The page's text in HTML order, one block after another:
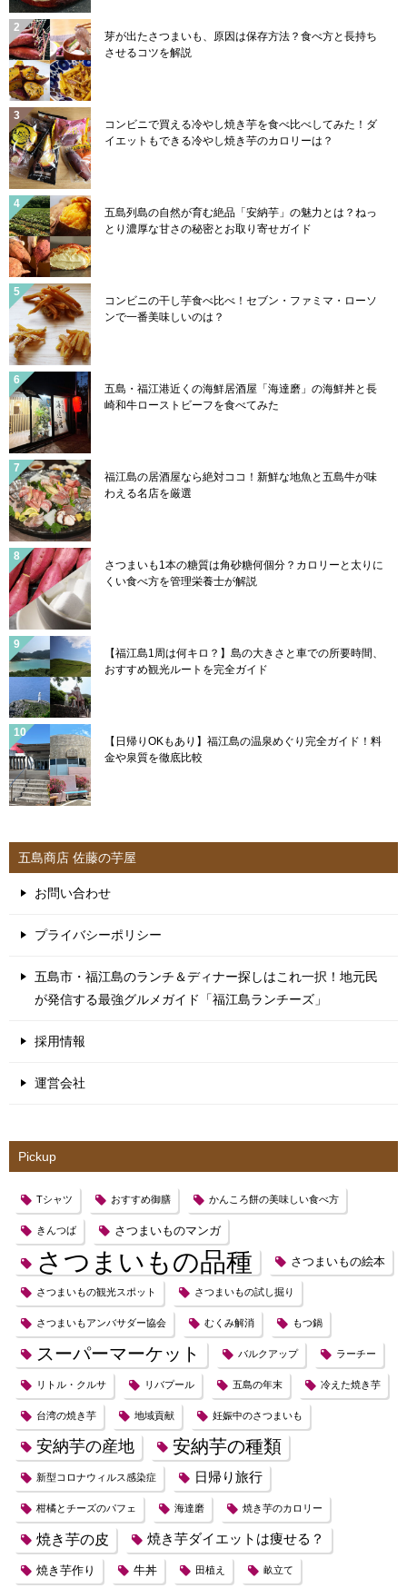
芽が出たさつまいも、原因は保存方法？食べ方と長持ち
させるコツを解説
コンビニで買える冷やし焼き芋を食べ比べしてみた！ダ
イエットもできる冷やし焼き芋のカロリーは？
五島列島の自然が育む絶品「安納芋」の魅力とは？ねっ
とり濃厚な甘さの秘密とお取り寄せガイド
コンビニの干し芋食べ比べ！セブン・ファミマ・ローソ
ンで一番美味しいのは？
五島・福江港近くの海鮮居酒屋「海達磨」の海鮮丼と長
崎和牛ローストビーフを食べてみた
福江島の居酒屋なら絶対ココ！新鮮な地魚と五島牛が味
わえる名店を厳選
さつまいも1本の糖質は角砂糖何個分？カロリーと太りに
くい食べ方を管理栄養士が解説
【福江島1周は何キロ？】島の大きさと車での所要時間、
おすすめ観光ルートを完全ガイド
【日帰りOKもあり】福江島の温泉めぐり完全ガイド！料
金や泉質を徹底比較
五島商店 佐藤の芋屋
お問い合わせ
プライバシーポリシー
五島市・福江島のランチ＆ディナー探しはこれ一択！地元民
が発信する最強グルメガイド「福江島ランチーズ」
採用情報
運営会社
Pickup
Tシャツ おすすめ御膳 かんころ餅の美味しい食べ方
きんつば さつまいものマンガ
さつまいもの品種 さつまいもの絵本
さつまいもの観光スポット さつまいもの試し掘り
さつまいもアンバサダー協会 むくみ解消 もつ鍋
スーパーマーケット バルクアップ ラーチー
リトル・クルサ リバプール 五島の年末 冷えた焼き芋
台湾の焼き芋 地域貢献 妊娠中のさつまいも
安納芋の産地 安納芋の種類
新型コロナウィルス感染症 日帰り旅行
柑橘とチーズのパフェ 海達磨 焼き芋のカロリー
焼き芋の皮 焼き芋ダイエットは痩せる？
焼き芋作り 牛丼 田植え 畝立て